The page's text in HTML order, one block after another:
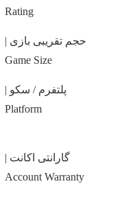
Rating
حجم تقریبی بازی |
Game Size
پلتفرم / سکو |
Platform
گارانتی اکانت |
Account Warranty